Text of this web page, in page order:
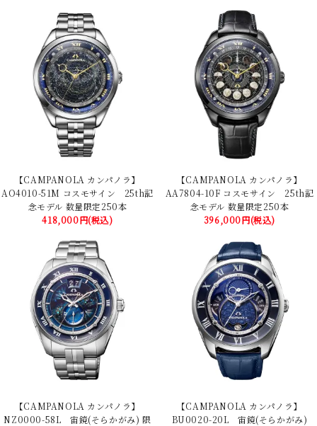
【CAMPANOLA カンパノラ】
AO4010-51M コスモサイン 25th記
念モデル 数量限定250本
418,000円(税込)
【CAMPANOLA カンパノラ】
AA7804-10F コスモサイン 25th記
念モデル 数量限定250本
396,000円(税込)
【CAMPANOLA カンパノラ】
NZ0000-58L 宙鏡(そらかがみ) 限
【CAMPANOLA カンパノラ】
BU0020-20L 宙鏡(そらかがみ)